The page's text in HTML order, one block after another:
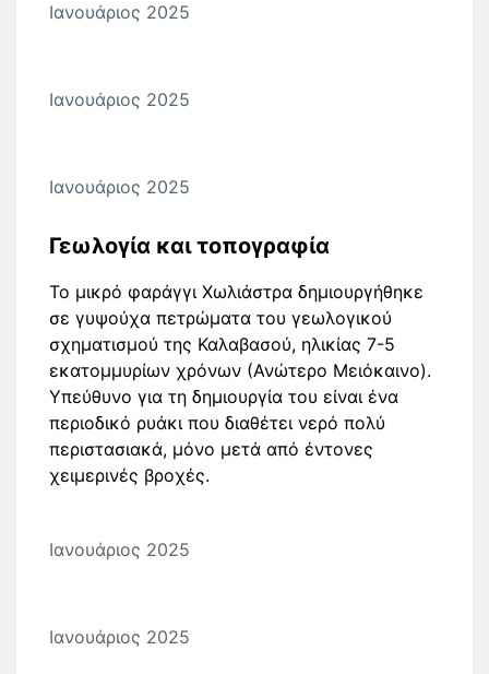
Ιανουάριος 2025
Ιανουάριος 2025
Ιανουάριος 2025
Γεωλογία και τοπογραφία
Το μικρό φαράγγι Χωλιάστρα δημιουργήθηκε
σε γυψούχα πετρώματα του γεωλογικού
σχηματισμού της Καλαβασού, ηλικίας 7-5
εκατομμυρίων χρόνων (Ανώτερο Μειόκαινο).
Υπεύθυνο για τη δημιουργία του είναι ένα
περιοδικό ρυάκι που διαθέτει νερό πολύ
περιστασιακά, μόνο μετά από έντονες
χειμερινές βροχές.
Ιανουάριος 2025
Ιανουάριος 2025